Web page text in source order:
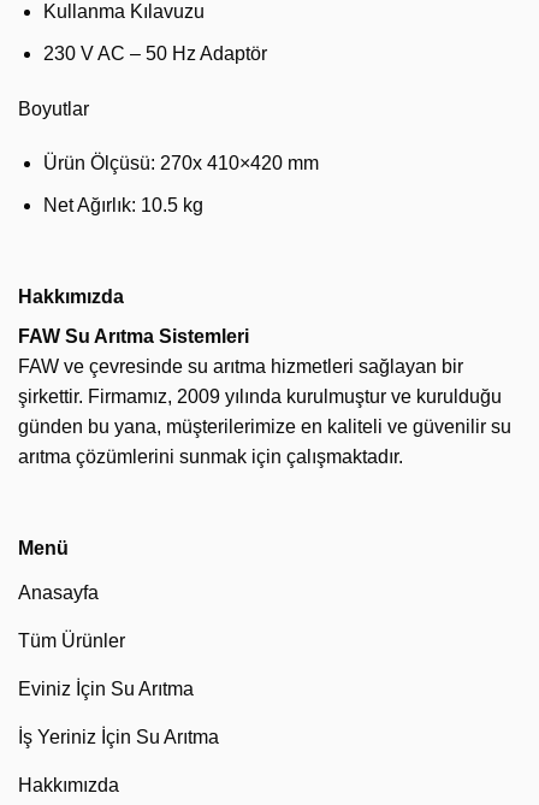
Kullanma Kılavuzu
230 V AC – 50 Hz Adaptör
Boyutlar
Ürün Ölçüsü: 270x 410×420 mm
Net Ağırlık: 10.5 kg
Hakkımızda
FAW Su Arıtma Sistemleri
FAW ve çevresinde su arıtma hizmetleri sağlayan bir
şirkettir. Firmamız, 2009 yılında kurulmuştur ve kurulduğu
günden bu yana, müşterilerimize en kaliteli ve güvenilir su
arıtma çözümlerini sunmak için çalışmaktadır.
Menü
Anasayfa
Tüm Ürünler
Eviniz İçin Su Arıtma
İş Yeriniz İçin Su Arıtma
Hakkımızda